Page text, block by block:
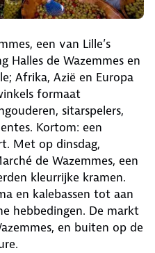
een van Lille’s
Halles de Wazemmes en
Afrika, Azië en Europa
formaat
sitarspelers,
Kortom: een
Met op dinsdag,
de Wazemmes, een
kleurrijke kramen.
en kalebassen tot aan
hebbedingen. De markt
en buiten op de